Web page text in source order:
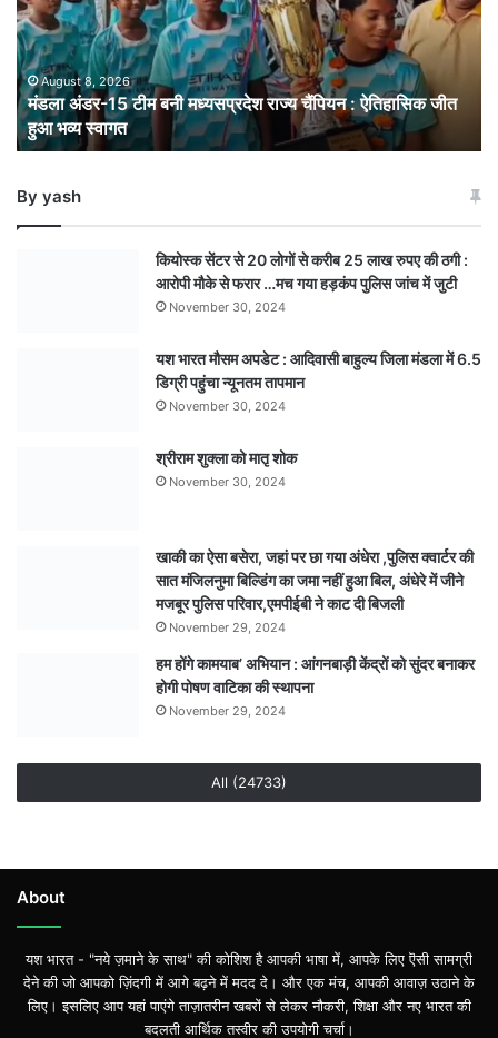
मध्यसप्रदेश
राज्य
चैंपियन
: ऐतिहासिक
जीत
हुआ
भव्य
August 8, 2026
मंडला अंडर-15 टीम बनी मध्यसप्रदेश राज्य चैंपियन : ऐतिहासिक जीत
हुआ भव्य स्वागत
By yash
कियोस्क सेंटर से 20 लोगों से करीब 25 लाख रुपए की ठगी :
आरोपी मौके से फरार …मच गया हड़कंप पुलिस जांच में जुटी
November 30, 2024
यश भारत मौसम अपडेट : आदिवासी बाहुल्य जिला मंडला में 6.5
डिग्री पहुंचा न्यूनतम तापमान
November 30, 2024
श्रीराम शुक्ला को मातृ शोक
November 30, 2024
खाकी का ऐसा बसेरा, जहां पर छा गया अंधेरा ,पुलिस क्वार्टर की
सात मंजिलनुमा बिल्डिंग का जमा नहीं हुआ बिल, अंधेरे में जीने
मजबूर पुलिस परिवार,एमपीईबी ने काट दी बिजली
November 29, 2024
हम होंगे कामयाब’ अभियान : आंगनबाड़ी केंद्रों को सुंदर बनाकर
होगी पोषण वाटिका की स्थापना
November 29, 2024
All (24733)
About
यश भारत - "नये ज़माने के साथ" की कोशिश है आपकी भाषा में, आपके लिए ऎसी सामग्री
देने की जो आपको ज़िंदगी में आगे बढ़ने में मदद दे। और एक मंच, आपकी आवाज़ उठाने के
लिए। इसलिए आप यहां पाएंगे ताज़ातरीन खबरों से लेकर नौकरी, शिक्षा और नए भारत की
बदलती आर्थिक तस्वीर की उपयोगी चर्चा।